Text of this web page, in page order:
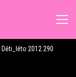
Děti_léto 2012 290